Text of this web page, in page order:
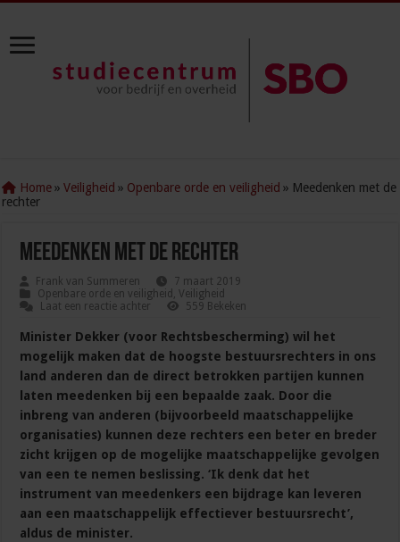
Home » Veiligheid » Openbare orde en veiligheid » Meedenken met de
rechter
Meedenken met de rechter
Frank van Summeren
7 maart 2019
Openbare orde en veiligheid ,Veiligheid
Laat een reactie achter
559 Bekeken
Minister Dekker (voor Rechtsbescherming) wil het
mogelijk maken dat de hoogste bestuursrechters in ons
land anderen dan de direct betrokken partijen kunnen
laten meedenken bij een bepaalde zaak. Door die
inbreng van anderen (bijvoorbeeld maatschappelijke
organisaties) kunnen deze rechters een beter en breder
zicht krijgen op de mogelijke maatschappelijke gevolgen
van een te nemen beslissing. ‘Ik denk dat het
instrument van meedenkers een bijdrage kan leveren
aan een maatschappelijk effectiever bestuursrecht’,
aldus de minister.